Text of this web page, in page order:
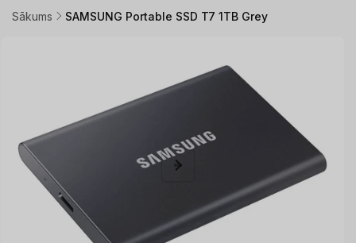
Sākums
SAMSUNG Portable SSD T7 1TB Grey